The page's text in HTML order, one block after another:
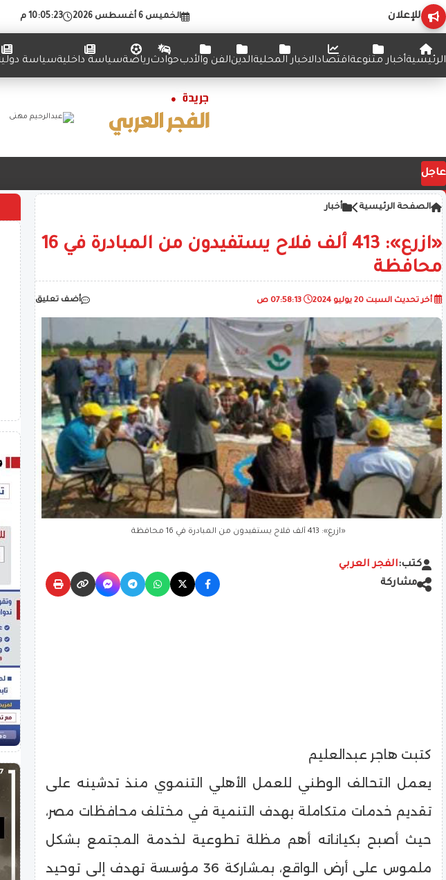
للإعلان الخميس 6 أغسطس 2026 10:05:24 م
الرئيسيةأخبار متنوعةاقتصادالاخبار المحليةالدينالفن والأدبحوادثرياضةسياسة داخليةسياسة
عاجل
الصفحة الرئيسية أخبار
«ازرع»: 413 ألف فلاح يستفيدون من المبادرة في 16
محافظة
أخر تحديث السبت 20 يوليو 2024 أضف تعليق
«ازرع»: 413 ألف فلاح يستفيدون من المبادرة في 16 محافظة
كتب:الفجر العربي
مشاركة
كتبت هاجر عبدالعليم
يعمل التحالف الوطني للعمل الأهلي التنموي منذ تدشينه على
تقديم خدمات متكاملة بهدف التنمية في مختلف محافظات مصر،
حيث أصبح بكياناته أهم مظلة تطوعية لخدمة المجتمع بشكل
ملموس على أرض الواقع، بمشاركة 36 مؤسسة تهدف إلى توحيد